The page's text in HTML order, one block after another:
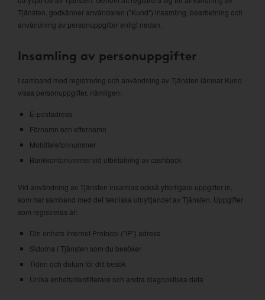
Tjänsten, godkänner användaren ("Kund") insamling, bearbetning och
användning av personuppgifter enligt nedan.
Insamling av personuppgifter
I samband med registrering och användning av Tjänsten lämnar Kund
vissa personuppgifter, nämligen:
E-postadress
Förnamn och efternamn
Mobiltelefonnummer
Bankkontonummer vid utbetalning av cashback
Vid användning av Tjänsten insamlas också ytterligare uppgifter in,
som har samband med det tekniska utnyttjandet av Tjänsten. Uppgifter
som registreras är:
Din enhets Internet Protocol ("IP") adress
Sidorna i Tjänsten som du besöker
Tiden och datum för ditt besök
Unika enhetsidentifierare och andra diagnostiska data